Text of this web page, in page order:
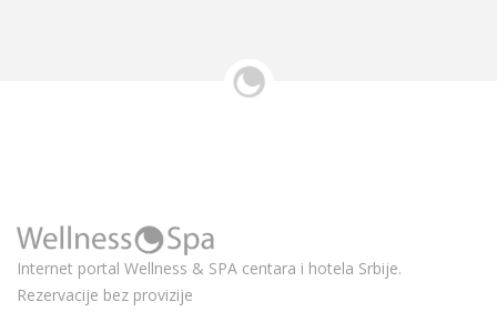
Internet portal Wellness & SPA centara i hotela Srbije.
Rezervacije bez provizije